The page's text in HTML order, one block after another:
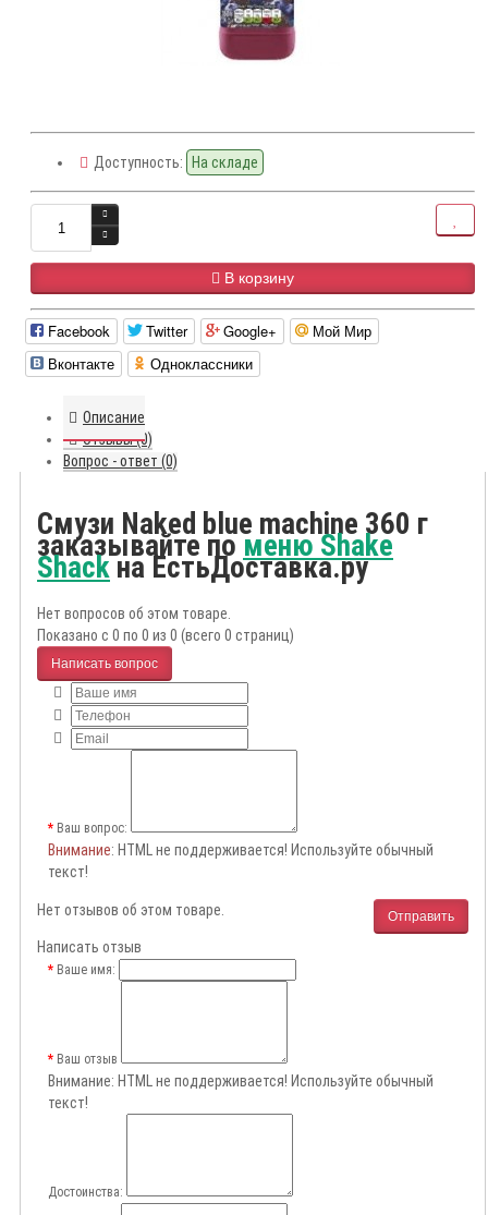
Доступность: На складе
В корзину
Facebook Twitter Google+
Мой Мир
Вконтакте
Одноклассники
Описание
Отзывы (0)
Вопрос - ответ (0)
Смузи Naked blue machine 360 г
заказывайте поменю Shake
Shackна ЕстьДоставка.ру
Нет вопросов об этом товаре.
Показано с 0 по 0 из 0 (всего 0 страниц)
Написать вопрос
Ваш вопрос:
Внимание: HTML не поддерживается! Используйте обычный
текст!
Отправить
Нет отзывов об этом товаре.
Написать отзыв
Ваше имя:
Ваш отзыв
Внимание: HTML не поддерживается! Используйте обычный
текст!
Достоинства: